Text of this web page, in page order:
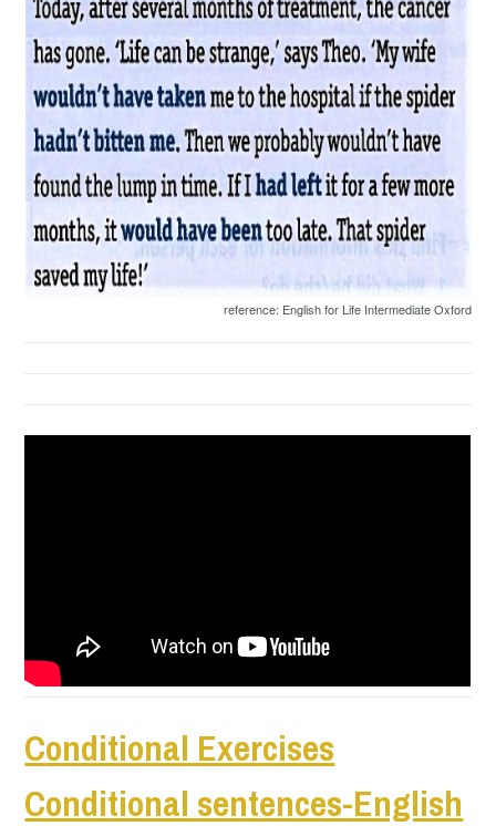
reference: English for Life Intermediate Oxford
Conditional Exercises
Conditional sentences-English